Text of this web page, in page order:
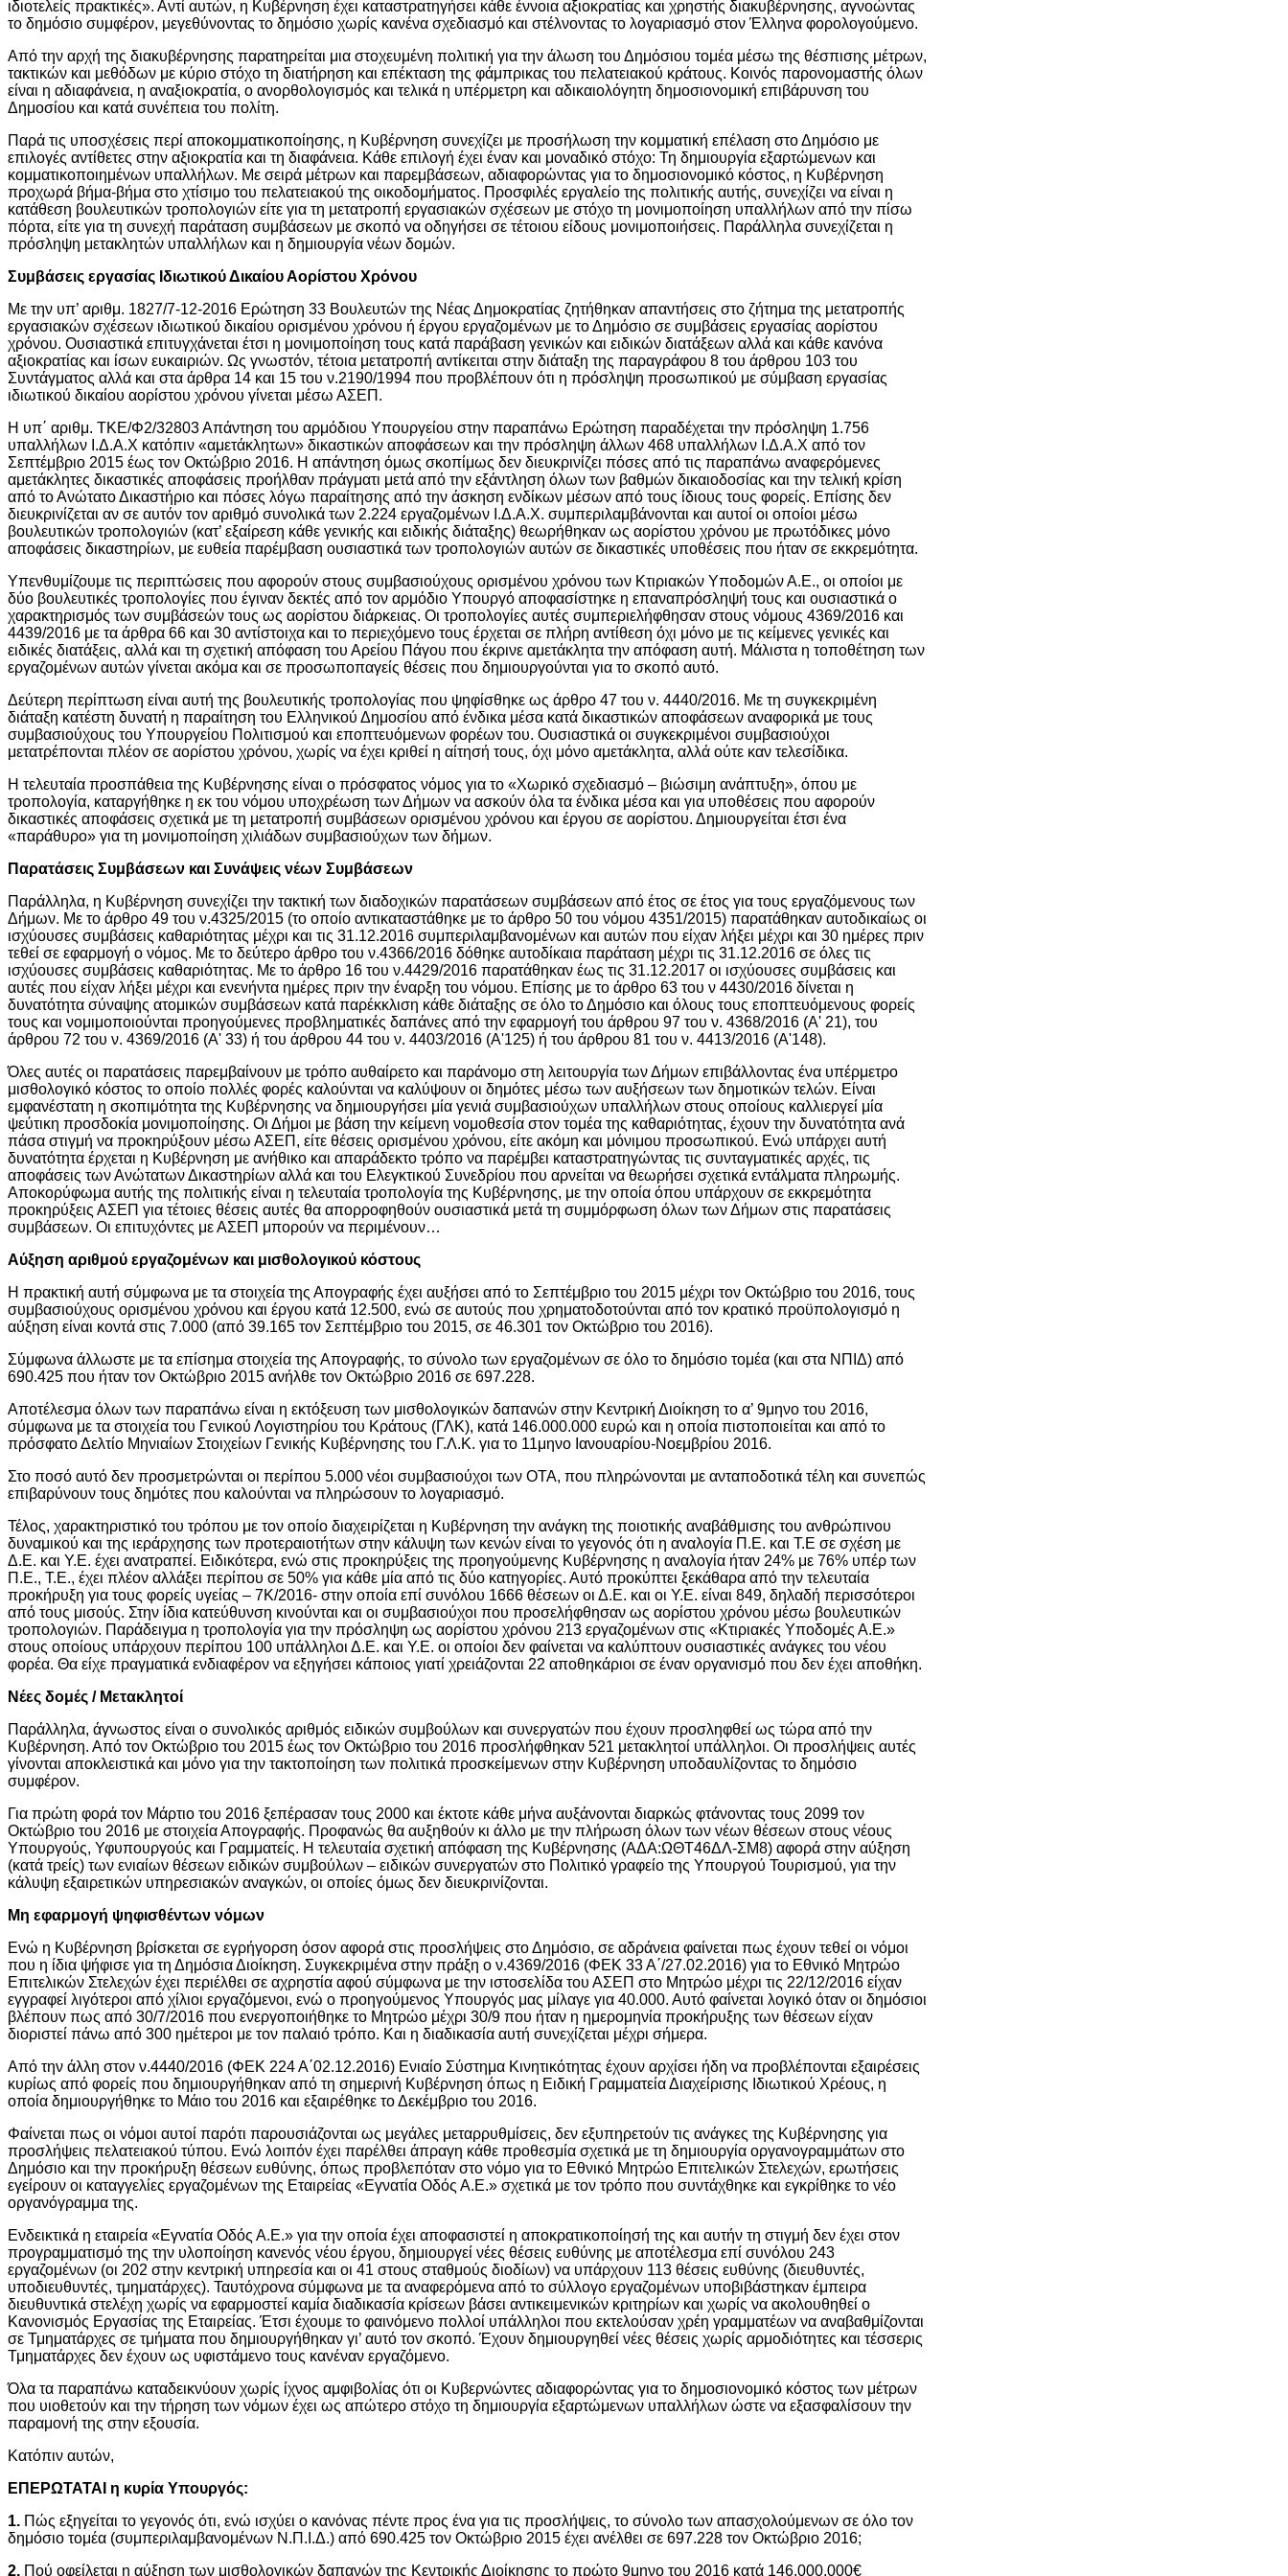
ιδιοτελείς πρακτικές». Αντί αυτών, η Κυβέρνηση έχει καταστρατηγήσει κάθε έννοια αξιοκρατίας και χρηστής διακυβέρνησης, αγνοώντας
το δημόσιο συμφέρον, μεγεθύνοντας το δημόσιο χωρίς κανένα σχεδιασμό και στέλνοντας το λογαριασμό στον Έλληνα φορολογούμενο.
Από την αρχή της διακυβέρνησης παρατηρείται μια στοχευμένη πολιτική για την άλωση του Δημόσιου τομέα μέσω της θέσπισης μέτρων,
τακτικών και μεθόδων με κύριο στόχο τη διατήρηση και επέκταση της φάμπρικας του πελατειακού κράτους. Κοινός παρονομαστής όλων
είναι η αδιαφάνεια, η αναξιοκρατία, ο ανορθολογισμός και τελικά η υπέρμετρη και αδικαιολόγητη δημοσιονομική επιβάρυνση του
Δημοσίου και κατά συνέπεια του πολίτη.
Παρά τις υποσχέσεις περί αποκομματικοποίησης, η Κυβέρνηση συνεχίζει με προσήλωση την κομματική επέλαση στο Δημόσιο με
επιλογές αντίθετες στην αξιοκρατία και τη διαφάνεια. Κάθε επιλογή έχει έναν και μοναδικό στόχο: Τη δημιουργία εξαρτώμενων και
κομματικοποιημένων υπαλλήλων. Με σειρά μέτρων και παρεμβάσεων, αδιαφορώντας για το δημοσιονομικό κόστος, η Κυβέρνηση
προχωρά βήμα-βήμα στο χτίσιμο του πελατειακού της οικοδομήματος. Προσφιλές εργαλείο της πολιτικής αυτής, συνεχίζει να είναι η
κατάθεση βουλευτικών τροπολογιών είτε για τη μετατροπή εργασιακών σχέσεων με στόχο τη μονιμοποίηση υπαλλήλων από την πίσω
πόρτα, είτε για τη συνεχή παράταση συμβάσεων με σκοπό να οδηγήσει σε τέτοιου είδους μονιμοποιήσεις. Παράλληλα συνεχίζεται η
πρόσληψη μετακλητών υπαλλήλων και η δημιουργία νέων δομών.
Συμβάσεις εργασίας Ιδιωτικού Δικαίου Αορίστου Χρόνου
Με την υπ’ αριθμ. 1827/7-12-2016 Ερώτηση 33 Βουλευτών της Νέας Δημοκρατίας ζητήθηκαν απαντήσεις στο ζήτημα της μετατροπής
εργασιακών σχέσεων ιδιωτικού δικαίου ορισμένου χρόνου ή έργου εργαζομένων με το Δημόσιο σε συμβάσεις εργασίας αορίστου
χρόνου. Ουσιαστικά επιτυγχάνεται έτσι η μονιμοποίηση τους κατά παράβαση γενικών και ειδικών διατάξεων αλλά και κάθε κανόνα
αξιοκρατίας και ίσων ευκαιριών. Ως γνωστόν, τέτοια μετατροπή αντίκειται στην διάταξη της παραγράφου 8 του άρθρου 103 του
Συντάγματος αλλά και στα άρθρα 14 και 15 του ν.2190/1994 που προβλέπουν ότι η πρόσληψη προσωπικού με σύμβαση εργασίας
ιδιωτικού δικαίου αορίστου χρόνου γίνεται μέσω ΑΣΕΠ.
Η υπ΄ αριθμ. ΤΚΕ/Φ2/32803 Απάντηση του αρμόδιου Υπουργείου στην παραπάνω Ερώτηση παραδέχεται την πρόσληψη 1.756
υπαλλήλων Ι.Δ.Α.Χ κατόπιν «αμετάκλητων» δικαστικών αποφάσεων και την πρόσληψη άλλων 468 υπαλλήλων Ι.Δ.Α.Χ από τον
Σεπτέμβριο 2015 έως τον Οκτώβριο 2016. Η απάντηση όμως σκοπίμως δεν διευκρινίζει πόσες από τις παραπάνω αναφερόμενες
αμετάκλητες δικαστικές αποφάσεις προήλθαν πράγματι μετά από την εξάντληση όλων των βαθμών δικαιοδοσίας και την τελική κρίση
από το Ανώτατο Δικαστήριο και πόσες λόγω παραίτησης από την άσκηση ενδίκων μέσων από τους ίδιους τους φορείς. Επίσης δεν
διευκρινίζεται αν σε αυτόν τον αριθμό συνολικά των 2.224 εργαζομένων Ι.Δ.Α.Χ. συμπεριλαμβάνονται και αυτοί οι οποίοι μέσω
βουλευτικών τροπολογιών (κατ’ εξαίρεση κάθε γενικής και ειδικής διάταξης) θεωρήθηκαν ως αορίστου χρόνου με πρωτόδικες μόνο
αποφάσεις δικαστηρίων, με ευθεία παρέμβαση ουσιαστικά των τροπολογιών αυτών σε δικαστικές υποθέσεις που ήταν σε εκκρεμότητα.
Υπενθυμίζουμε τις περιπτώσεις που αφορούν στους συμβασιούχους ορισμένου χρόνου των Κτιριακών Υποδομών Α.Ε., οι οποίοι με
δύο βουλευτικές τροπολογίες που έγιναν δεκτές από τον αρμόδιο Υπουργό αποφασίστηκε η επαναπρόσληψή τους και ουσιαστικά ο
χαρακτηρισμός των συμβάσεών τους ως αορίστου διάρκειας. Οι τροπολογίες αυτές συμπεριελήφθησαν στους νόμους 4369/2016 και
4439/2016 με τα άρθρα 66 και 30 αντίστοιχα και το περιεχόμενο τους έρχεται σε πλήρη αντίθεση όχι μόνο με τις κείμενες γενικές και
ειδικές διατάξεις, αλλά και τη σχετική απόφαση του Αρείου Πάγου που έκρινε αμετάκλητα την απόφαση αυτή. Μάλιστα η τοποθέτηση των
εργαζομένων αυτών γίνεται ακόμα και σε προσωποπαγείς θέσεις που δημιουργούνται για το σκοπό αυτό.
Δεύτερη περίπτωση είναι αυτή της βουλευτικής τροπολογίας που ψηφίσθηκε ως άρθρο 47 του ν. 4440/2016. Με τη συγκεκριμένη
διάταξη κατέστη δυνατή η παραίτηση του Ελληνικού Δημοσίου από ένδικα μέσα κατά δικαστικών αποφάσεων αναφορικά με τους
συμβασιούχους του Υπουργείου Πολιτισμού και εποπτευόμενων φορέων του. Ουσιαστικά οι συγκεκριμένοι συμβασιούχοι
μετατρέπονται πλέον σε αορίστου χρόνου, χωρίς να έχει κριθεί η αίτησή τους, όχι μόνο αμετάκλητα, αλλά ούτε καν τελεσίδικα.
Η τελευταία προσπάθεια της Κυβέρνησης είναι ο πρόσφατος νόμος για το «Χωρικό σχεδιασμό – βιώσιμη ανάπτυξη», όπου με
τροπολογία, καταργήθηκε η εκ του νόμου υποχρέωση των Δήμων να ασκούν όλα τα ένδικα μέσα και για υποθέσεις που αφορούν
δικαστικές αποφάσεις σχετικά με τη μετατροπή συμβάσεων ορισμένου χρόνου και έργου σε αορίστου. Δημιουργείται έτσι ένα
«παράθυρο» για τη μονιμοποίηση χιλιάδων συμβασιούχων των δήμων.
Παρατάσεις Συμβάσεων και Συνάψεις νέων Συμβάσεων
Παράλληλα, η Κυβέρνηση συνεχίζει την τακτική των διαδοχικών παρατάσεων συμβάσεων από έτος σε έτος για τους εργαζόμενους των
Δήμων. Με το άρθρο 49 του ν.4325/2015 (το οποίο αντικαταστάθηκε με το άρθρο 50 του νόμου 4351/2015) παρατάθηκαν αυτοδικαίως οι
ισχύουσες συμβάσεις καθαριότητας μέχρι και τις 31.12.2016 συμπεριλαμβανομένων και αυτών που είχαν λήξει μέχρι και 30 ημέρες πριν
τεθεί σε εφαρμογή ο νόμος. Με το δεύτερο άρθρο του ν.4366/2016 δόθηκε αυτοδίκαια παράταση μέχρι τις 31.12.2016 σε όλες τις
ισχύουσες συμβάσεις καθαριότητας. Με το άρθρο 16 του ν.4429/2016 παρατάθηκαν έως τις 31.12.2017 οι ισχύουσες συμβάσεις και
αυτές που είχαν λήξει μέχρι και ενενήντα ημέρες πριν την έναρξη του νόμου. Επίσης με το άρθρο 63 του ν 4430/2016 δίνεται η
δυνατότητα σύναψης ατομικών συμβάσεων κατά παρέκκλιση κάθε διάταξης σε όλο το Δημόσιο και όλους τους εποπτευόμενους φορείς
τους και νομιμοποιούνται προηγούμενες προβληματικές δαπάνες από την εφαρμογή του άρθρου 97 του ν. 4368/2016 (Α' 21), του
άρθρου 72 του ν. 4369/2016 (Α' 33) ή του άρθρου 44 του ν. 4403/2016 (Α'125) ή του άρθρου 81 του ν. 4413/2016 (A'148).
Όλες αυτές οι παρατάσεις παρεμβαίνουν με τρόπο αυθαίρετο και παράνομο στη λειτουργία των Δήμων επιβάλλοντας ένα υπέρμετρο
μισθολογικό κόστος το οποίο πολλές φορές καλούνται να καλύψουν οι δημότες μέσω των αυξήσεων των δημοτικών τελών. Είναι
εμφανέστατη η σκοπιμότητα της Κυβέρνησης να δημιουργήσει μία γενιά συμβασιούχων υπαλλήλων στους οποίους καλλιεργεί μία
ψεύτικη προσδοκία μονιμοποίησης. Οι Δήμοι με βάση την κείμενη νομοθεσία στον τομέα της καθαριότητας, έχουν την δυνατότητα ανά
πάσα στιγμή να προκηρύξουν μέσω ΑΣΕΠ, είτε θέσεις ορισμένου χρόνου, είτε ακόμη και μόνιμου προσωπικού. Ενώ υπάρχει αυτή
δυνατότητα έρχεται η Κυβέρνηση με ανήθικο και απαράδεκτο τρόπο να παρέμβει καταστρατηγώντας τις συνταγματικές αρχές, τις
αποφάσεις των Ανώτατων Δικαστηρίων αλλά και του Ελεγκτικού Συνεδρίου που αρνείται να θεωρήσει σχετικά εντάλματα πληρωμής.
Αποκορύφωμα αυτής της πολιτικής είναι η τελευταία τροπολογία της Κυβέρνησης, με την οποία όπου υπάρχουν σε εκκρεμότητα
προκηρύξεις ΑΣΕΠ για τέτοιες θέσεις αυτές θα απορροφηθούν ουσιαστικά μετά τη συμμόρφωση όλων των Δήμων στις παρατάσεις
συμβάσεων. Οι επιτυχόντες με ΑΣΕΠ μπορούν να περιμένουν…
Αύξηση αριθμού εργαζομένων και μισθολογικού κόστους
Η πρακτική αυτή σύμφωνα με τα στοιχεία της Απογραφής έχει αυξήσει από το Σεπτέμβριο του 2015 μέχρι τον Οκτώβριο του 2016, τους
συμβασιούχους ορισμένου χρόνου και έργου κατά 12.500, ενώ σε αυτούς που χρηματοδοτούνται από τον κρατικό προϋπολογισμό η
αύξηση είναι κοντά στις 7.000 (από 39.165 τον Σεπτέμβριο του 2015, σε 46.301 τον Οκτώβριο του 2016).
Σύμφωνα άλλωστε με τα επίσημα στοιχεία της Απογραφής, το σύνολο των εργαζομένων σε όλο το δημόσιο τομέα (και στα ΝΠΙΔ) από
690.425 που ήταν τον Οκτώβριο 2015 ανήλθε τον Οκτώβριο 2016 σε 697.228.
Αποτέλεσμα όλων των παραπάνω είναι η εκτόξευση των μισθολογικών δαπανών στην Κεντρική Διοίκηση το α’ 9μηνο του 2016,
σύμφωνα με τα στοιχεία του Γενικού Λογιστηρίου του Κράτους (ΓΛΚ), κατά 146.000.000 ευρώ και η οποία πιστοποιείται και από το
πρόσφατο Δελτίο Μηνιαίων Στοιχείων Γενικής Κυβέρνησης του Γ.Λ.Κ. για το 11μηνο Ιανουαρίου-Νοεμβρίου 2016.
Στο ποσό αυτό δεν προσμετρώνται οι περίπου 5.000 νέοι συμβασιούχοι των ΟΤΑ, που πληρώνονται με ανταποδοτικά τέλη και συνεπώς
επιβαρύνουν τους δημότες που καλούνται να πληρώσουν το λογαριασμό.
Τέλος, χαρακτηριστικό του τρόπου με τον οποίο διαχειρίζεται η Κυβέρνηση την ανάγκη της ποιοτικής αναβάθμισης του ανθρώπινου
δυναμικού και της ιεράρχησης των προτεραιοτήτων στην κάλυψη των κενών είναι το γεγονός ότι η αναλογία Π.Ε. και Τ.Ε σε σχέση με
Δ.Ε. και Υ.Ε. έχει ανατραπεί. Ειδικότερα, ενώ στις προκηρύξεις της προηγούμενης Κυβέρνησης η αναλογία ήταν 24% με 76% υπέρ των
Π.Ε., Τ.Ε., έχει πλέον αλλάξει περίπου σε 50% για κάθε μία από τις δύο κατηγορίες. Αυτό προκύπτει ξεκάθαρα από την τελευταία
προκήρυξη για τους φορείς υγείας – 7Κ/2016- στην οποία επί συνόλου 1666 θέσεων οι Δ.Ε. και οι Υ.Ε. είναι 849, δηλαδή περισσότεροι
από τους μισούς. Στην ίδια κατεύθυνση κινούνται και οι συμβασιούχοι που προσελήφθησαν ως αορίστου χρόνου μέσω βουλευτικών
τροπολογιών. Παράδειγμα η τροπολογία για την πρόσληψη ως αορίστου χρόνου 213 εργαζομένων στις «Κτιριακές Υποδομές Α.Ε.»
στους οποίους υπάρχουν περίπου 100 υπάλληλοι Δ.Ε. και Υ.Ε. οι οποίοι δεν φαίνεται να καλύπτουν ουσιαστικές ανάγκες του νέου
φορέα. Θα είχε πραγματικά ενδιαφέρον να εξηγήσει κάποιος γιατί χρειάζονται 22 αποθηκάριοι σε έναν οργανισμό που δεν έχει αποθήκη.
Νέες δομές / Μετακλητοί
Παράλληλα, άγνωστος είναι ο συνολικός αριθμός ειδικών συμβούλων και συνεργατών που έχουν προσληφθεί ως τώρα από την
Κυβέρνηση. Από τον Οκτώβριο του 2015 έως τον Οκτώβριο του 2016 προσλήφθηκαν 521 μετακλητοί υπάλληλοι. Οι προσλήψεις αυτές
γίνονται αποκλειστικά και μόνο για την τακτοποίηση των πολιτικά προσκείμενων στην Κυβέρνηση υποδαυλίζοντας το δημόσιο
συμφέρον.
Για πρώτη φορά τον Μάρτιο του 2016 ξεπέρασαν τους 2000 και έκτοτε κάθε μήνα αυξάνονται διαρκώς φτάνοντας τους 2099 τον
Οκτώβριο του 2016 με στοιχεία Απογραφής. Προφανώς θα αυξηθούν κι άλλο με την πλήρωση όλων των νέων θέσεων στους νέους
Υπουργούς, Υφυπουργούς και Γραμματείς. Η τελευταία σχετική απόφαση της Κυβέρνησης (ΑΔΑ:ΩΘΤ46ΔΛ-ΣΜ8) αφορά στην αύξηση
(κατά τρείς) των ενιαίων θέσεων ειδικών συμβούλων – ειδικών συνεργατών στο Πολιτικό γραφείο της Υπουργού Τουρισμού, για την
κάλυψη εξαιρετικών υπηρεσιακών αναγκών, οι οποίες όμως δεν διευκρινίζονται.
Μη εφαρμογή ψηφισθέντων νόμων
Ενώ η Κυβέρνηση βρίσκεται σε εγρήγορση όσον αφορά στις προσλήψεις στο Δημόσιο, σε αδράνεια φαίνεται πως έχουν τεθεί οι νόμοι
που η ίδια ψήφισε για τη Δημόσια Διοίκηση. Συγκεκριμένα στην πράξη ο ν.4369/2016 (ΦΕΚ 33 Α΄/27.02.2016) για το Εθνικό Μητρώο
Επιτελικών Στελεχών έχει περιέλθει σε αχρηστία αφού σύμφωνα με την ιστοσελίδα του ΑΣΕΠ στο Μητρώο μέχρι τις 22/12/2016 είχαν
εγγραφεί λιγότεροι από χίλιοι εργαζόμενοι, ενώ ο προηγούμενος Υπουργός μας μίλαγε για 40.000. Αυτό φαίνεται λογικό όταν οι δημόσιοι
βλέπουν πως από 30/7/2016 που ενεργοποιήθηκε το Μητρώο μέχρι 30/9 που ήταν η ημερομηνία προκήρυξης των θέσεων είχαν
διοριστεί πάνω από 300 ημέτεροι με τον παλαιό τρόπο. Και η διαδικασία αυτή συνεχίζεται μέχρι σήμερα.
Από την άλλη στον ν.4440/2016 (ΦΕΚ 224 Α΄02.12.2016) Ενιαίο Σύστημα Κινητικότητας έχουν αρχίσει ήδη να προβλέπονται εξαιρέσεις
κυρίως από φορείς που δημιουργήθηκαν από τη σημερινή Κυβέρνηση όπως η Ειδική Γραμματεία Διαχείρισης Ιδιωτικού Χρέους, η
οποία δημιουργήθηκε το Μάιο του 2016 και εξαιρέθηκε το Δεκέμβριο του 2016.
Φαίνεται πως οι νόμοι αυτοί παρότι παρουσιάζονται ως μεγάλες μεταρρυθμίσεις, δεν εξυπηρετούν τις ανάγκες της Κυβέρνησης για
προσλήψεις πελατειακού τύπου. Ενώ λοιπόν έχει παρέλθει άπραγη κάθε προθεσμία σχετικά με τη δημιουργία οργανογραμμάτων στο
Δημόσιο και την προκήρυξη θέσεων ευθύνης, όπως προβλεπόταν στο νόμο για το Εθνικό Μητρώο Επιτελικών Στελεχών, ερωτήσεις
εγείρουν οι καταγγελίες εργαζομένων της Εταιρείας «Εγνατία Οδός Α.Ε.» σχετικά με τον τρόπο που συντάχθηκε και εγκρίθηκε το νέο
οργανόγραμμα της.
Ενδεικτικά η εταιρεία «Εγνατία Οδός Α.Ε.» για την οποία έχει αποφασιστεί η αποκρατικοποίησή της και αυτήν τη στιγμή δεν έχει στον
προγραμματισμό της την υλοποίηση κανενός νέου έργου, δημιουργεί νέες θέσεις ευθύνης με αποτέλεσμα επί συνόλου 243
εργαζομένων (οι 202 στην κεντρική υπηρεσία και οι 41 στους σταθμούς διοδίων) να υπάρχουν 113 θέσεις ευθύνης (διευθυντές,
υποδιευθυντές, τμηματάρχες). Ταυτόχρονα σύμφωνα με τα αναφερόμενα από το σύλλογο εργαζομένων υποβιβάστηκαν έμπειρα
διευθυντικά στελέχη χωρίς να εφαρμοστεί καμία διαδικασία κρίσεων βάσει αντικειμενικών κριτηρίων και χωρίς να ακολουθηθεί ο
Κανονισμός Εργασίας της Εταιρείας. Έτσι έχουμε το φαινόμενο πολλοί υπάλληλοι που εκτελούσαν χρέη γραμματέων να αναβαθμίζονται
σε Τμηματάρχες σε τμήματα που δημιουργήθηκαν γι’ αυτό τον σκοπό. Έχουν δημιουργηθεί νέες θέσεις χωρίς αρμοδιότητες και τέσσερις
Τμηματάρχες δεν έχουν ως υφιστάμενο τους κανέναν εργαζόμενο.
Όλα τα παραπάνω καταδεικνύουν χωρίς ίχνος αμφιβολίας ότι οι Κυβερνώντες αδιαφορώντας για το δημοσιονομικό κόστος των μέτρων
που υιοθετούν και την τήρηση των νόμων έχει ως απώτερο στόχο τη δημιουργία εξαρτώμενων υπαλλήλων ώστε να εξασφαλίσουν την
παραμονή της στην εξουσία.
Κατόπιν αυτών,
ΕΠΕΡΩΤΑΤΑΙ η κυρία Υπουργός:
1. Πώς εξηγείται το γεγονός ότι, ενώ ισχύει ο κανόνας πέντε προς ένα για τις προσλήψεις, το σύνολο των απασχολούμενων σε όλο τον
δημόσιο τομέα (συμπεριλαμβανομένων Ν.Π.Ι.Δ.) από 690.425 τον Οκτώβριο 2015 έχει ανέλθει σε 697.228 τον Οκτώβριο 2016;
2. Πού οφείλεται η αύξηση των μισθολογικών δαπανών της Κεντρικής Διοίκησης το πρώτο 9μηνο του 2016 κατά 146.000.000€